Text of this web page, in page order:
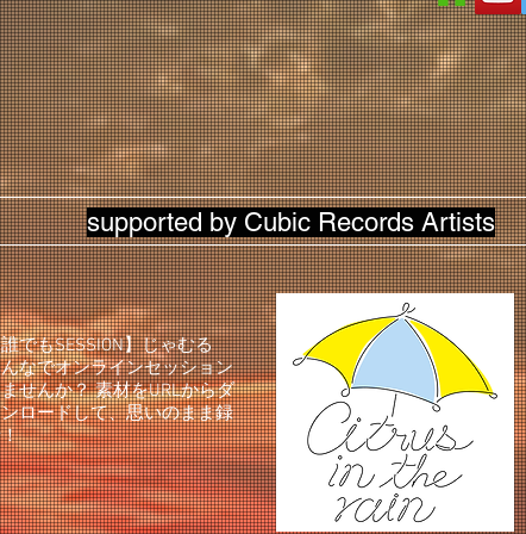
supported by Cubic Records Artists
でもSESSION】じゃむる
なでオンラインセッション
せんか？ 素材をURLからダ
ロードして、思いのまま録